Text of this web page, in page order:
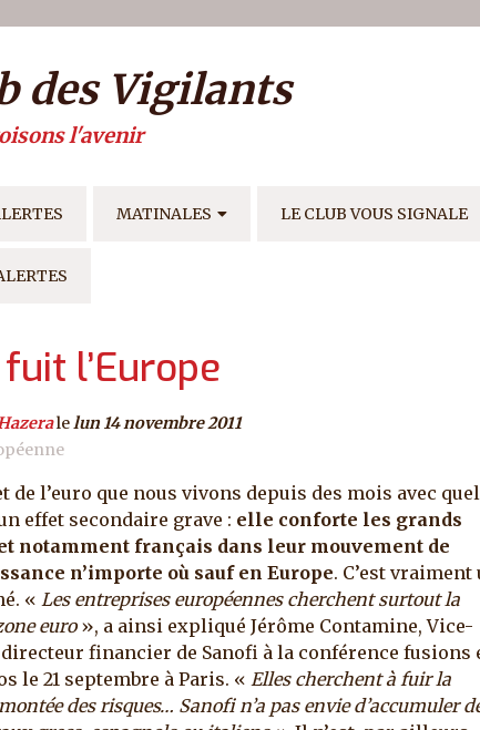
de l'utilisateur
des Vigilants
l'avenir
PRINCIPALE
MATINALES LE CLUB VOUS SIGNALE
l’Europe
le lun 14 novembre 2011
de l’euro que nous vivons depuis des mois avec
effet secondaire grave : elle conforte les grands
notamment français dans leur mouvement de
n’importe où sauf en Europe. C’est vraiment
« Les entreprises européennes cherchent surtout la
euro», a ainsi expliqué Jérôme Contamine, Vice-
financier de Sanofi à la conférence fusions
le 21 septembre à Paris. « Elles cherchent à fuir la
des risques… Sanofi n’a pas envie d’accumuler